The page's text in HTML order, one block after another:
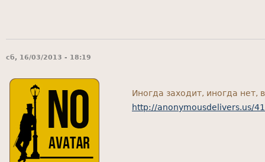
сб, 16/03/2013 - 18:19
Иногда заходит, иногда нет,
http://anonymousdelivers.us/